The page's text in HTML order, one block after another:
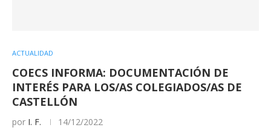
ACTUALIDAD
COECS INFORMA: DOCUMENTACIÓN DE
INTERÉS PARA LOS/AS COLEGIADOS/AS DE
CASTELLÓN
por I. F. 14/12/2022